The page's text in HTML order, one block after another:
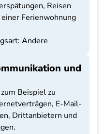
Reisen
Ferienwohnung
Andere
und
Beispiel zu
E-Mail-
Drittanbietern und